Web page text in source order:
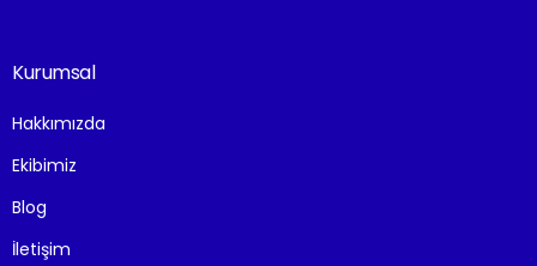
Kurumsal
Hakkımızda
Ekibimiz
Blog
İletişim